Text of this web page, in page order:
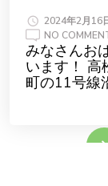
2024年2月16
NO
みなさんお
います！ 高
町の11号線